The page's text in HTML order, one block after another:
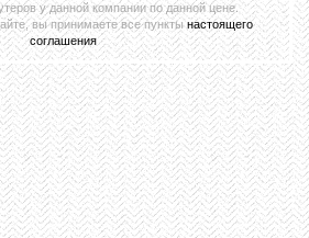
у данной компании по данной цене.
вы принимаете все пунктынастоящего
соглашения